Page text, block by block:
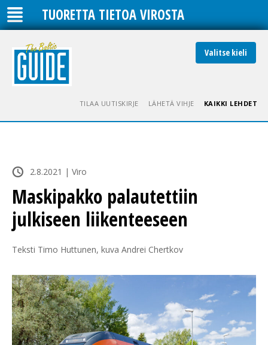
TUORETTA TIETOA VIROSTA
Valitse kieli
TILAA UUTISKIRJE LÄHETÄ VIHJE KAIKKI LEHDET
2.8.2021 | Viro
Maskipakko palautettiin
julkiseen liikenteeseen
Teksti Timo Huttunen, kuva Andrei Chertkov